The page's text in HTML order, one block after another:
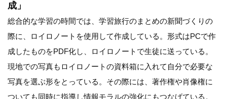
成」
総合的な学習の時間では、学習旅行のまとめの新聞づくりの
際に、ロイロノートを使用して作成している。形式はPCで作
成したものをPDF化し、ロイロノートで生徒に送っている。
現地での写真もロイロノートの資料箱に入れて自分で必要な
写真を選ぶ形をとっている。その際には、著作権や肖像権に
ついても同時に指導し情報モラルの強化にもつなげている。